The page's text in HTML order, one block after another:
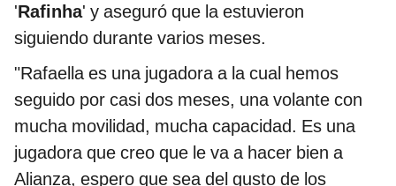
'Rafinha' y aseguró que la estuvieron
siguiendo durante varios meses.
"Rafaella es una jugadora a la cual hemos
seguido por casi dos meses, una volante con
mucha movilidad, mucha capacidad. Es una
jugadora que creo que le va a hacer bien a
Alianza, espero que sea del gusto de los